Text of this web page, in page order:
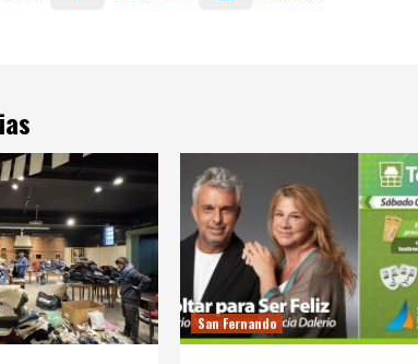
San Fernando